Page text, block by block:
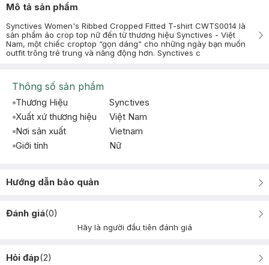
Mô tả sản phẩm
Synctives Women's Ribbed Cropped Fitted T-shirt CWTS0014 là
sản phẩm áo crop top nữ đến từ thương hiệu Synctives - Việt
Nam, một chiếc croptop “gọn dáng” cho những ngày bạn muốn
outfit trông trẻ trung và năng động hơn. Synctives c
Thông số sản phẩm
Thương Hiệu
Synctives
Xuất xứ thương hiệu
Việt Nam
Nơi sản xuất
Vietnam
Giới tính
Nữ
Hướng dẫn bảo quản
Đánh giá(0)
Hãy là người đầu tiên đánh giá
Hỏi đáp(2)